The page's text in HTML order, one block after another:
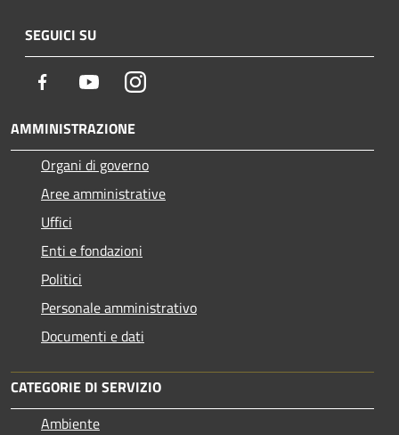
SEGUICI SU
Facebook YoutubeInstagram
AMMINISTRAZIONE
Organi di governo
Aree amministrative
Uffici
Enti e fondazioni
Politici
Personale amministrativo
Documenti e dati
CATEGORIE DI SERVIZIO
Ambiente